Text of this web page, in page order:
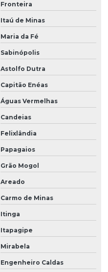
Fronteira
Itaú de Minas
Maria da Fé
Sabinópolis
Astolfo Dutra
Capitão Enéas
Águas Vermelhas
Candeias
Felixlândia
Papagaios
Grão Mogol
Areado
Carmo de Minas
Itinga
Itapagipe
Mirabela
Engenheiro Caldas